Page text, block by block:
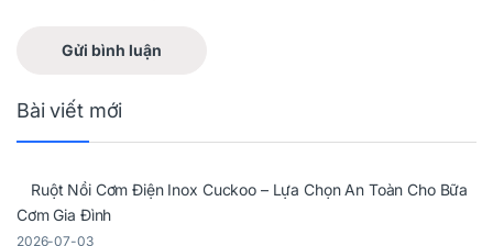
Bài viết mới
Ruột Nồi Cơm Điện Inox Cuckoo – Lựa Chọn An Toàn Cho Bữa
Cơm Gia Đình
2026-07-03